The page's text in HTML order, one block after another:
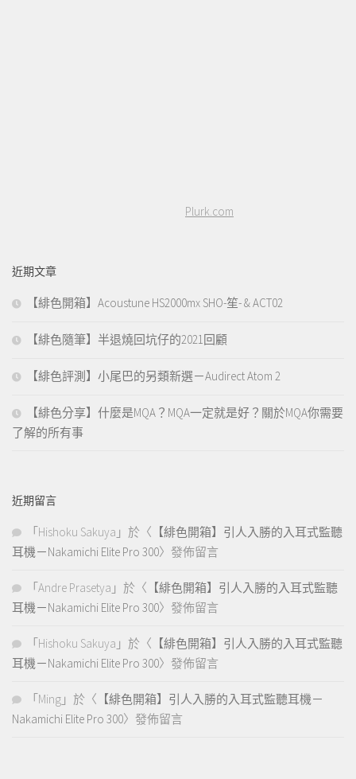
Plurk.com
近期文章
【緋色開箱】Acoustune HS2000mx SHO-笙- & ACT02
【緋色隨筆】半退燒回坑仔的2021回顧
【緋色評測】小尾巴的另類新選－Audirect Atom 2
【緋色分享】什麼是MQA？MQA一定就是好？關於MQA你需要
了解的所有事
近期留言
「 Hishoku Sakuya 」於〈 【緋色開箱】引人入勝的入耳式監聽
耳機－Nakamichi Elite Pro 300〉發佈留言
「 Andre Prasetya 」於〈 【緋色開箱】引人入勝的入耳式監聽
耳機－Nakamichi Elite Pro 300〉發佈留言
「 Hishoku Sakuya 」於〈 【緋色開箱】引人入勝的入耳式監聽
耳機－Nakamichi Elite Pro 300〉發佈留言
「 Ming 」於〈 【緋色開箱】引人入勝的入耳式監聽耳機－
Nakamichi Elite Pro 300〉發佈留言